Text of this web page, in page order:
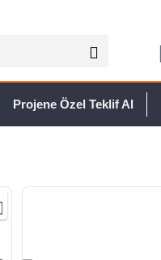
Projene Özel Teklif Al